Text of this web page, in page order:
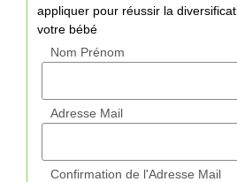
appliquer pour réussir la
votre bébé
Nom Prénom
Adresse Mail
Confirmation de l'Adresse Mail